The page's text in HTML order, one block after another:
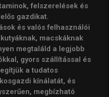
felszerelések és
gazdikat.
és valós felhasználói
macskáknak
megtaláld a legjobb
gyors szállítással és
a tudatos
kínálatát, és
megbízható